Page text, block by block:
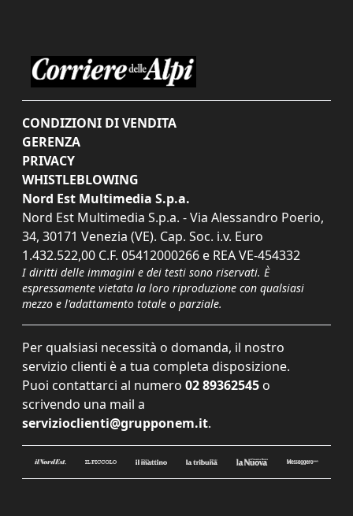
CONDIZIONI DI VENDITA
GERENZA
PRIVACY
WHISTLEBLOWING
Nord Est Multimedia S.p.a.
Nord Est Multimedia S.p.a. - Via Alessandro Poerio,
34, 30171 Venezia (VE). Cap. Soc. i.v. Euro
1.432.522,00 C.F. 05412000266 e REA VE-454332
I diritti delle immagini e dei testi sono riservati. È
espressamente vietata la loro riproduzione con qualsiasi
mezzo e l'adattamento totale o parziale.
Per qualsiasi necessità o domanda, il nostro
servizio clienti è a tua completa disposizione.
Puoi contattarci al numero 02 89362545 o
scrivendo una mail a
servizioclienti@grupponem.it.